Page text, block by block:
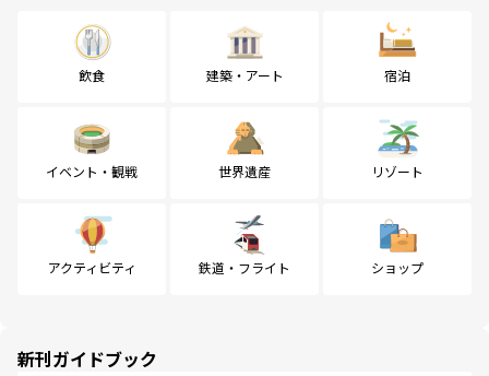
飲食 建築・アート 宿泊
イベント・観戦 世界遺産 リゾート
アクティビティ 鉄道・フライト ショップ
新刊ガイドブック